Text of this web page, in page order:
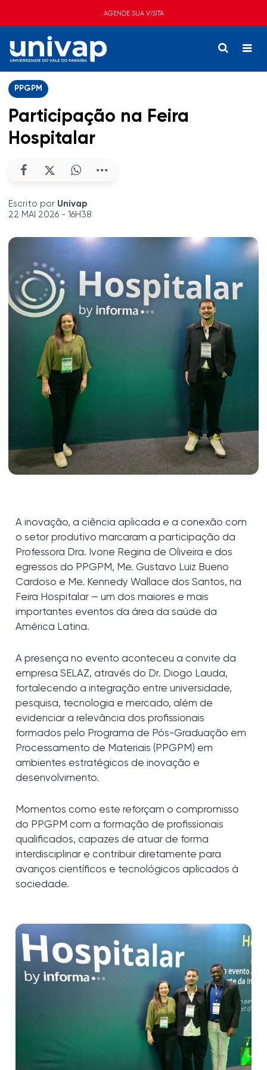
AGENDE SUA VISITA
PPGPM
Participação na Feira
Hospitalar
Escrito por Univap
22 MAI 2026 - 16H38
A inovação, a ciência aplicada e a conexão com
o setor produtivo marcaram a participação da
Professora Dra. Ivone Regina de Oliveira e dos
egressos do PPGPM, Me. Gustavo Luiz Bueno
Cardoso e Me. Kennedy Wallace dos Santos, na
Feira Hospitalar — um dos maiores e mais
importantes eventos da área da saúde da
América Latina.
A presença no evento aconteceu a convite da
empresa SELAZ, através do Dr. Diogo Lauda,
fortalecendo a integração entre universidade,
pesquisa, tecnologia e mercado, além de
evidenciar a relevância dos profissionais
formados pelo Programa de Pós-Graduação em
Processamento de Materiais (PPGPM) em
ambientes estratégicos de inovação e
desenvolvimento.
Momentos como este reforçam o compromisso
do PPGPM com a formação de profissionais
qualificados, capazes de atuar de forma
interdisciplinar e contribuir diretamente para
avanços científicos e tecnológicos aplicados à
sociedade.